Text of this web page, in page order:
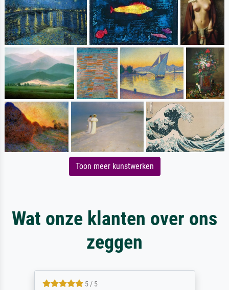
Toon meer kunstwerken
Wat onze klanten over ons
zeggen
5 / 5